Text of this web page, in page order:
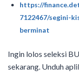
https://
7122467/segini-
berminat
Ingin lolos seleksi
sekarang. Unduh